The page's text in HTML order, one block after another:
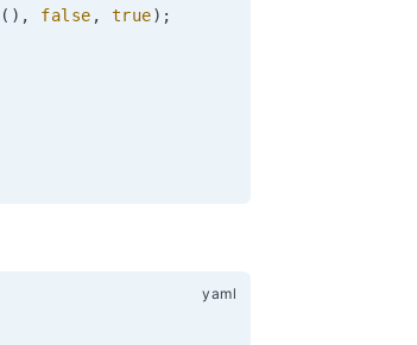
( ) , false , true) ;